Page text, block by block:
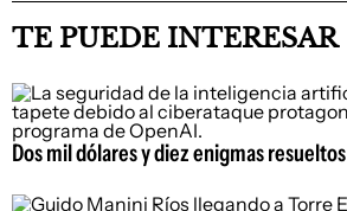
TE PUEDE INTERESAR
Dos mil dólares y diez enigmas resueltos